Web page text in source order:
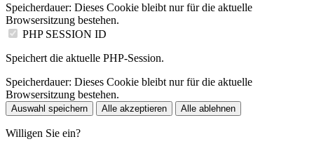
Speicherdauer: Dieses Cookie bleibt nur für die aktuelle
Browsersitzung bestehen.
PHP SESSION ID
Speichert die aktuelle PHP-Session.
Speicherdauer: Dieses Cookie bleibt nur für die aktuelle
Browsersitzung bestehen.
Auswahl speichern Alle akzeptieren Alle ablehnen
Willigen Sie ein?